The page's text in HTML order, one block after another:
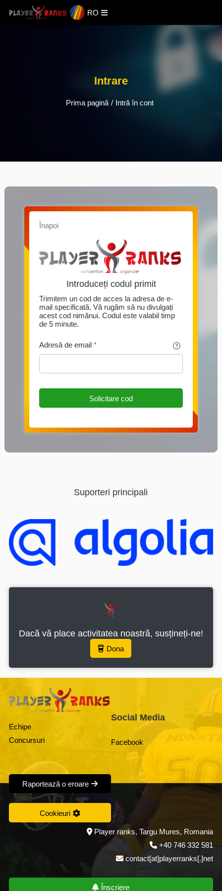
RO
Intrare
Prima pagină / Intră în cont
Înapoi
Introduceți codul primit
Trimitem un cod de acces la adresa de e-
mail specificată. Vă rugăm să nu divulgați
acest cod nimănui. Codul este valabil timp
de 5 minute.
Adresă de email *
Solicitare cod
Suporteri principali
Dacă vă place activitatea noastră, susțineți-ne!
Dona
Echipe
Concursuri
Raportează o eroare
Cookieuri
Social Media
Facebook
Player ranks, Targu Mures, Romania
+40 746 332 581
contact[at]playerranks[.]net
Înscriere
Această pagină folosește Cookie-uri
Acceptă toate cookie-urile
Cookieuri